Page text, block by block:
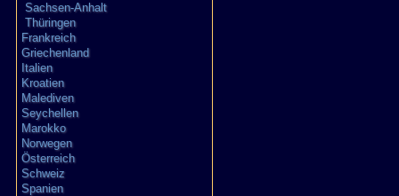
Sachsen-Anhalt
Thüringen
Frankreich
Griechenland
Italien
Kroatien
Malediven
Seychellen
Marokko
Norwegen
Österreich
Schweiz
Spanien